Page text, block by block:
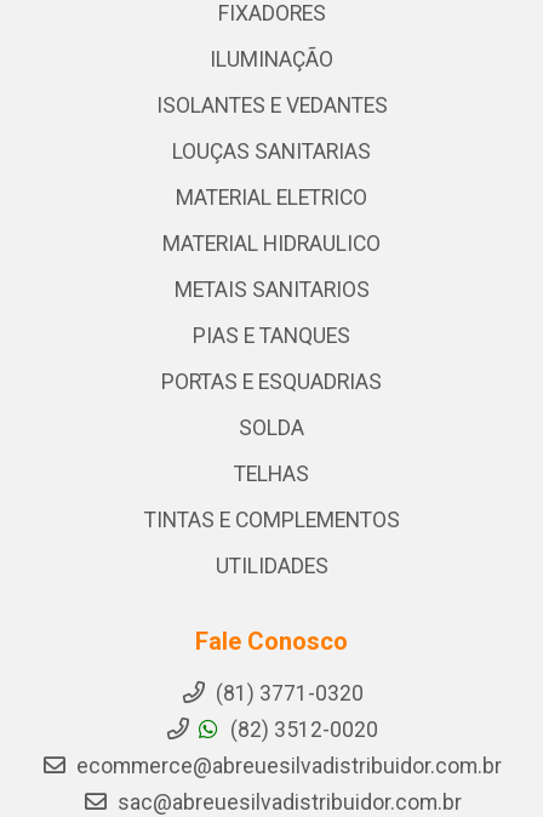
FIXADORES
ILUMINAÇÃO
ISOLANTES E VEDANTES
LOUÇAS SANITARIAS
MATERIAL ELETRICO
MATERIAL HIDRAULICO
METAIS SANITARIOS
PIAS E TANQUES
PORTAS E ESQUADRIAS
SOLDA
TELHAS
TINTAS E COMPLEMENTOS
UTILIDADES
Fale Conosco
(81) 3771-0320
(82) 3512-0020
ecommerce@abreuesilvadistribuidor.com.br
sac@abreuesilvadistribuidor.com.br